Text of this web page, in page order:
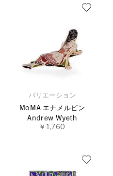
バリエーション
MoMA エナメルピン
Andrew Wyeth
￥1,760